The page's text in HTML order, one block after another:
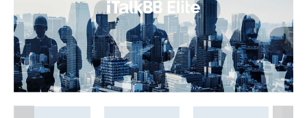
养老 非盈利组织